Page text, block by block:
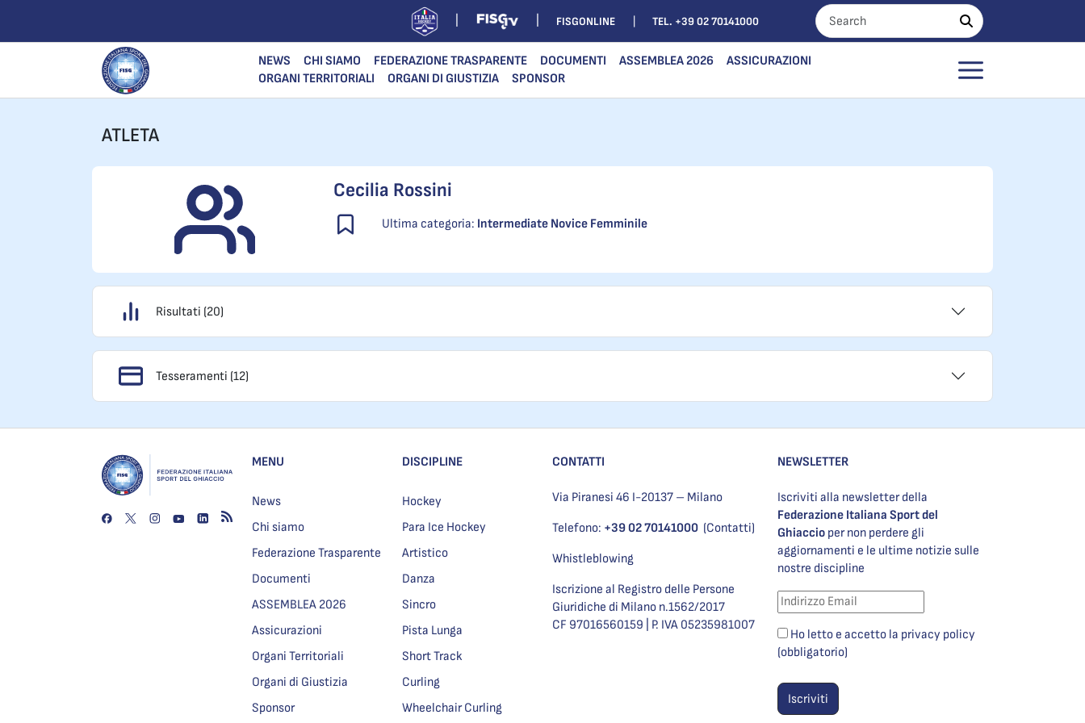
FISGONLINE TEL. +39 02 70141000
NEWS CHI SIAMO FEDERAZIONE TRASPARENTE DOCUMENTI ASSEMBLEA 2026
ASSICURAZIONI
ORGANI TERRITORIALI
ORGANI DI GIUSTIZIA SPONSOR
ATLETA
Cecilia Rossini
Ultima categoria: Intermediate Novice Femminile
Risultati (20)
Tesseramenti (12)
MENU
News
Chi siamo
Federazione Trasparente
Documenti
ASSEMBLEA 2026
Assicurazioni
Organi Territoriali
Organi di Giustizia
Sponsor
DISCIPLINE
Hockey
Para Ice Hockey
Artistico
Danza
Sincro
Pista Lunga
Short Track
Curling
Wheelchair Curling
CONTATTI
Via Piranesi 46 I-20137 – Milano
Telefono: +39 02 70141000 (Contatti)
Whistleblowing
Iscrizione al Registro delle Persone
Giuridiche di Milano n.1562/2017
CF 97016560159 | P. IVA 05235981007
NEWSLETTER
Iscriviti alla newsletter della
Federazione Italiana Sport del
Ghiaccio per non perdere gli
aggiornamenti e le ultime notizie sulle
nostre discipline
Ho letto e accetto la privacy policy
(obbligatorio)